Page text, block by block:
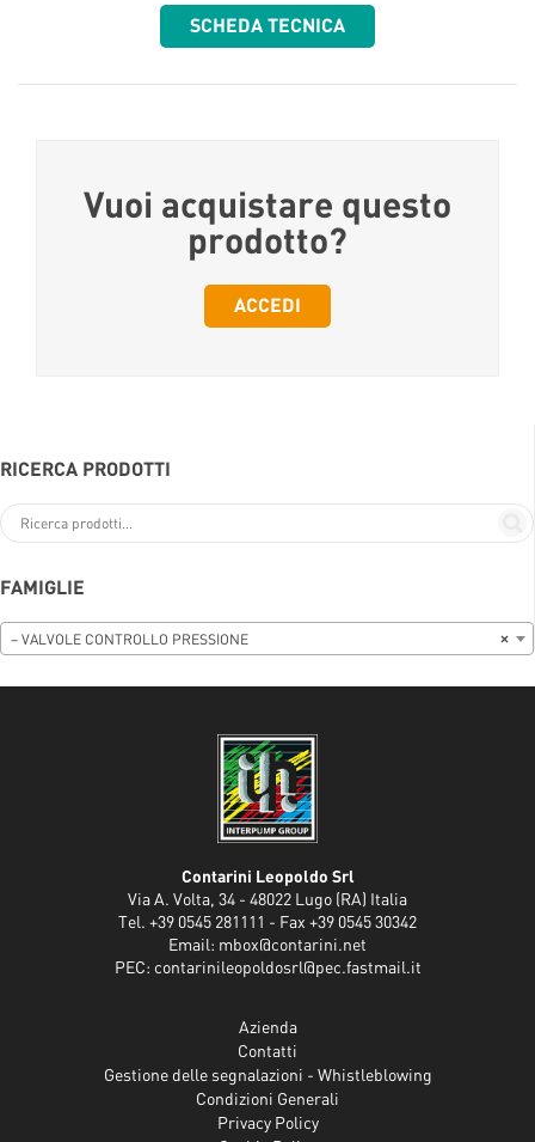
SCHEDA TECNICA
Vuoi acquistare questo
prodotto?
ACCEDI
RICERCA PRODOTTI
FAMIGLIE
×
– VALVOLE CONTROLLO PRESSIONE
Contarini Leopoldo Srl
Via A. Volta, 34 - 48022 Lugo (RA) Italia
Tel. +39 0545 281111 - Fax +39 0545 30342
Email: mbox@contarini.net
PEC: contarinileopoldosrl@pec.fastmail.it
Azienda
Contatti
Gestione delle segnalazioni - Whistleblowing
Condizioni Generali
Privacy Policy